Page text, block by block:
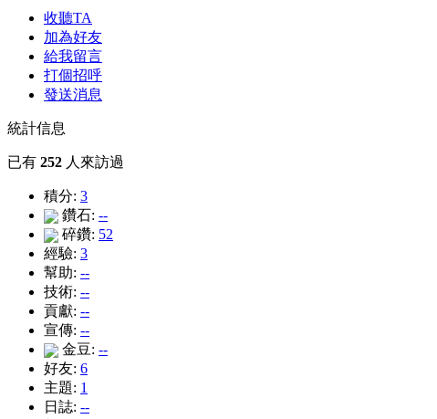
收聽TA
加為好友
給我留言
打個招呼
發送消息
統計信息
已有 252 人來訪過
積分: 3
鑽石: --
碎鑽: 52
經驗: 3
幫助: --
技術: --
貢獻: --
宣傳: --
金豆: --
好友: 6
主題: 1
日誌: --